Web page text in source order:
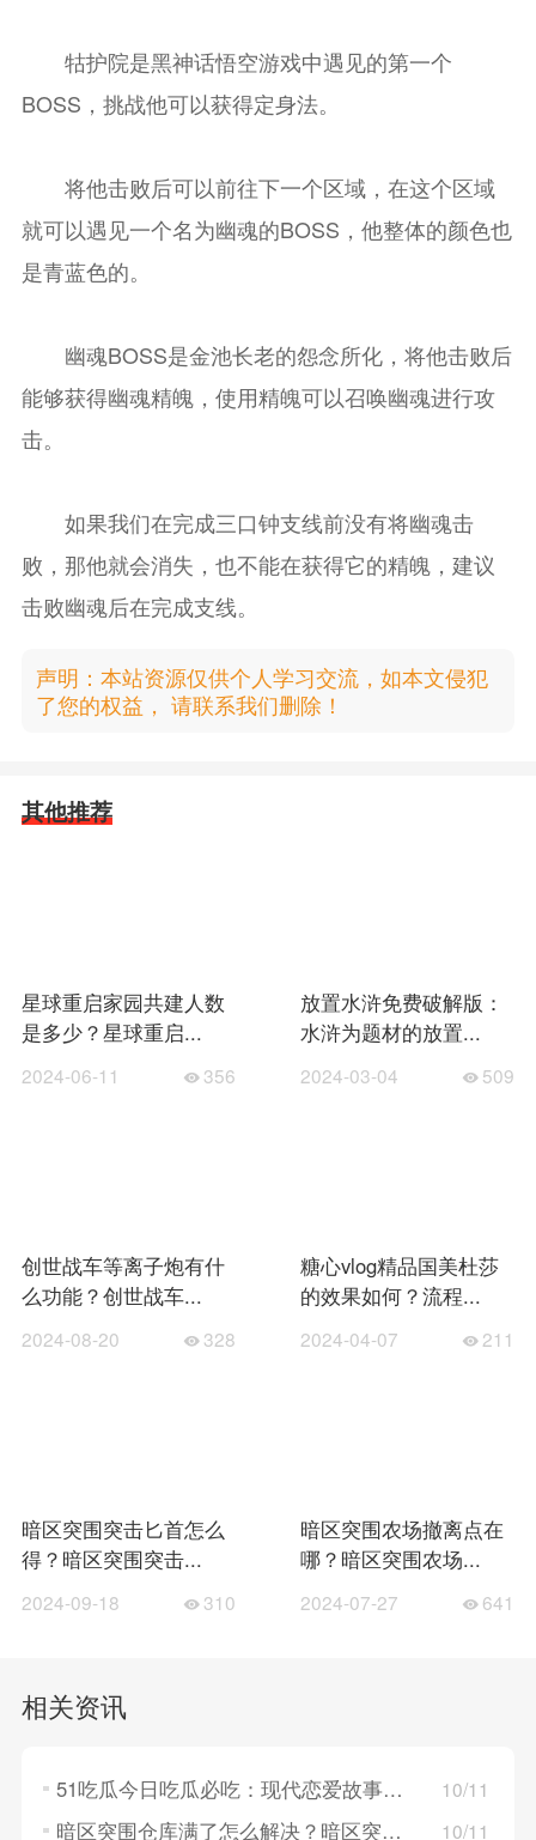
牯护院是黑神话悟空游戏中遇见的第一个
BOSS，挑战他可以获得定身法。
将他击败后可以前往下一个区域，在这个区域
就可以遇见一个名为幽魂的BOSS，他整体的颜色也
是青蓝色的。
幽魂BOSS是金池长老的怨念所化，将他击败后
能够获得幽魂精魄，使用精魄可以召唤幽魂进行攻
击。
如果我们在完成三口钟支线前没有将幽魂击
败，那他就会消失，也不能在获得它的精魄，建议
击败幽魂后在完成支线。
声明：本站资源仅供个人学习交流，如本文侵犯
了您的权益， 请联系我们删除！
其他推荐
星球重启家园共建人数
是多少？星球重启...
2024-06-11 356
放置水浒免费破解版：
水浒为题材的放置...
2024-03-04 509
创世战车等离子炮有什
么功能？创世战车...
2024-08-20 328
糖心vlog精品国美杜莎
的效果如何？流程...
2024-04-07 211
暗区突围突击匕首怎么
得？暗区突围突击...
2024-09-18 310
暗区突围农场撤离点在
哪？暗区突围农场...
2024-07-27 641
相关资讯
51吃瓜今日吃瓜必吃：现代恋爱故事，探索年轻人的情感世界！ 10/11
暗区突围仓库满了怎么解决？暗区突围仓库满了的解决方法 10/11